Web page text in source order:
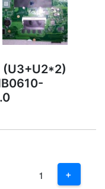
(U3+U2*2)
3
1
+